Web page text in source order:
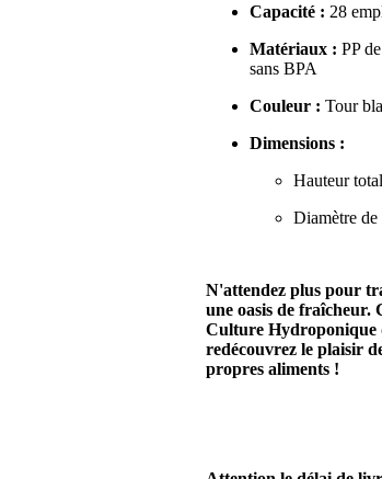
Capacité : 28
Matériaux : PP
sans BPA
Couleur : Tour
Dimensions :
Hauteur
Diamètre de
N'attendez plus pour
une oasis de fraîcheur.
Culture Hydroponique
redécouvrez le plaisir
propres aliments !